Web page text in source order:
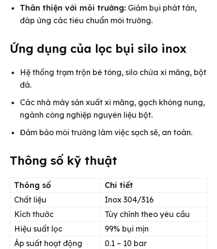
Thân thiện với môi trường: Giảm bụi phát tán,
đáp ứng các tiêu chuẩn môi trường.
Ứng dụng của lọc bụi silo inox
Hệ thống trạm trộn bê tông, silo chứa xi măng, bột
đá.
Các nhà máy sản xuất xi măng, gạch không nung,
ngành công nghiệp nguyên liệu bột.
Đảm bảo môi trường làm việc sạch sẽ, an toàn.
Thông số kỹ thuật
Thông số
Chi tiết
Chất liệu
Inox 304/316
Kích thước
Tùy chỉnh theo yêu cầu
Hiệu suất lọc
99% bụi mịn
Áp suất hoạt động
0.1 – 10 bar